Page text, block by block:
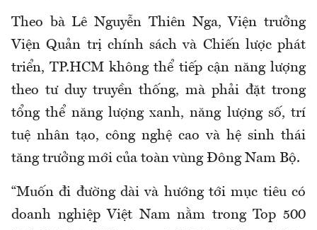
Theo bà Lê Nguyễn Thiên Nga, Viện trưởng
Viện Quản trị chính sách và Chiến lược phát
triển, TP.HCM không thể tiếp cận năng lượng
theo tư duy truyền thống, mà phải đặt trong
tổng thể năng lượng xanh, năng lượng số, trí
tuệ nhân tạo, công nghệ cao và hệ sinh thái
tăng trưởng mới của toàn vùng Đông Nam Bộ.
“Muốn đi đường dài và hướng tới mục tiêu có
doanh nghiệp Việt Nam nằm trong Top 500